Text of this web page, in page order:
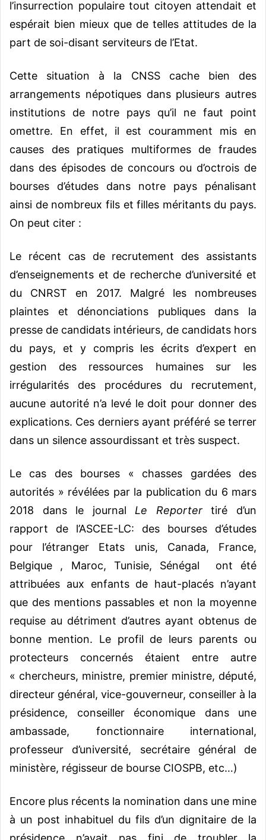
l’insurrection populaire tout citoyen attendait et
espérait bien mieux que de telles attitudes de la
part de soi-disant serviteurs de l’Etat.
Cette situation à la CNSS cache bien des
arrangements népotiques dans plusieurs autres
institutions de notre pays qu’il ne faut point
omettre. En effet, il est couramment mis en
causes des pratiques multiformes de fraudes
dans des épisodes de concours ou d’octrois de
bourses d’études dans notre pays pénalisant
ainsi de nombreux fils et filles méritants du pays.
On peut citer :
Le récent cas de recrutement des assistants
d’enseignements et de recherche d’université et
du CNRST en 2017. Malgré les nombreuses
plaintes et dénonciations publiques dans la
presse de candidats intérieurs, de candidats hors
du pays, et y compris les écrits d’expert en
gestion des ressources humaines sur les
irrégularités des procédures du recrutement,
aucune autorité n’a levé le doit pour donner des
explications. Ces derniers ayant préféré se terrer
dans un silence assourdissant et très suspect.
Le cas des bourses « chasses gardées des
autorités » révélées par la publication du 6 mars
2018 dans le journalLe Reportertiré d’un
rapport de l’ASCEE-LC: des bourses d’études
pour l’étranger Etats unis, Canada, France,
Belgique , Maroc, Tunisie, Sénégal ont été
attribuées aux enfants de haut-placés n’ayant
que des mentions passables et non la moyenne
requise au détriment d’autres ayant obtenus de
bonne mention. Le profil de leurs parents ou
protecteurs concernés étaient entre autre
« chercheurs, ministre, premier ministre, député,
directeur général, vice-gouverneur, conseiller à la
présidence, conseiller économique dans une
ambassade, fonctionnaire international,
professeur d’université, secrétaire général de
ministère, régisseur de bourse CIOSPB, etc…)
Encore plus récents la nomination dans une mine
à un post inhabituel du fils d’un dignitaire de la